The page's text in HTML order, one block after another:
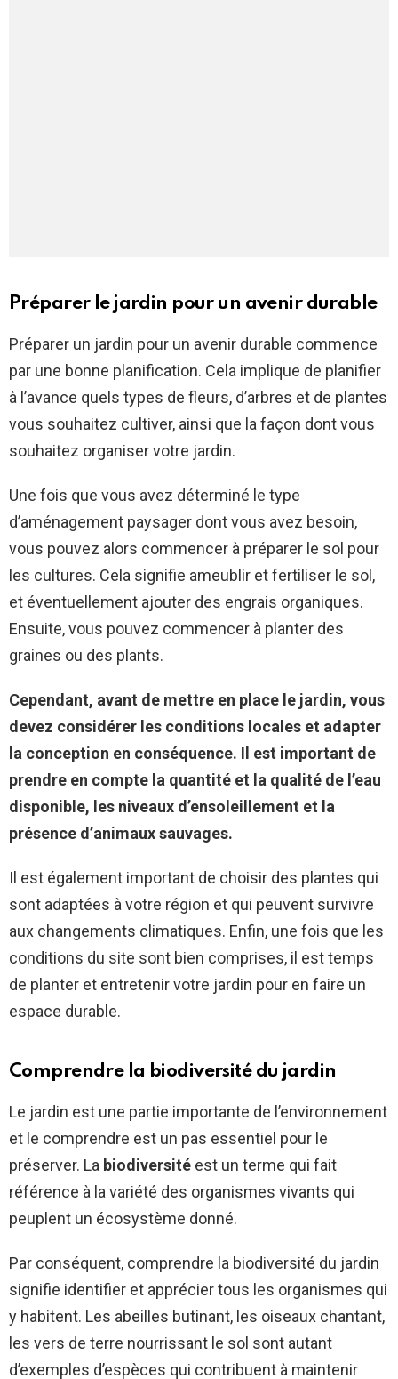
Préparer le jardin pour un avenir durable
Préparer un jardin pour un avenir durable commence
par une bonne planification. Cela implique de planifier
à l’avance quels types de fleurs, d’arbres et de plantes
vous souhaitez cultiver, ainsi que la façon dont vous
souhaitez organiser votre jardin.
Une fois que vous avez déterminé le type
d’aménagement paysager dont vous avez besoin,
vous pouvez alors commencer à préparer le sol pour
les cultures. Cela signifie ameublir et fertiliser le sol,
et éventuellement ajouter des engrais organiques.
Ensuite, vous pouvez commencer à planter des
graines ou des plants.
Cependant, avant de mettre en place le jardin, vous
devez considérer les conditions locales et adapter
la conception en conséquence. Il est important de
prendre en compte la quantité et la qualité de l’eau
disponible, les niveaux d’ensoleillement et la
présence d’animaux sauvages.
Il est également important de choisir des plantes qui
sont adaptées à votre région et qui peuvent survivre
aux changements climatiques. Enfin, une fois que les
conditions du site sont bien comprises, il est temps
de planter et entretenir votre jardin pour en faire un
espace durable.
Comprendre la biodiversité du jardin
Le jardin est une partie importante de l’environnement
et le comprendre est un pas essentiel pour le
préserver. La biodiversité est un terme qui fait
référence à la variété des organismes vivants qui
peuplent un écosystème donné.
Par conséquent, comprendre la biodiversité du jardin
signifie identifier et apprécier tous les organismes qui
y habitent. Les abeilles butinant, les oiseaux chantant,
les vers de terre nourrissant le sol sont autant
d’exemples d’espèces qui contribuent à maintenir